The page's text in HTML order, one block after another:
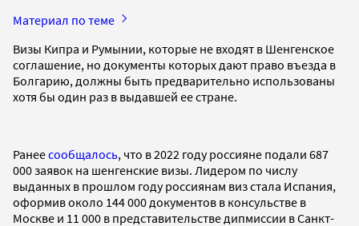
Материал по теме
Визы Кипра и Румынии, которые не входят в Шенгенское
соглашение, но документы которых дают право въезда в
Болгарию, должны быть предварительно использованы
хотя бы один раз в выдавшей ее стране.
Ранеесообщалось, что в 2022 году россияне подали 687
000 заявок на шенгенские визы. Лидером по числу
выданных в прошлом году россиянам виз стала Испания,
оформив около 144 000 документов в консульстве в
Москве и 11 000 в представительстве дипмиссии в Санкт-